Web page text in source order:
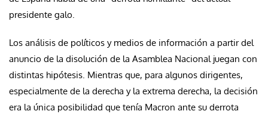
presidente galo.
Los análisis de políticos y medios de información a partir del
anuncio de la disolución de la Asamblea Nacional juegan con
distintas hipótesis. Mientras que, para algunos dirigentes,
especialmente de la derecha y la extrema derecha, la decisión
era la única posibilidad que tenía Macron ante su derrota